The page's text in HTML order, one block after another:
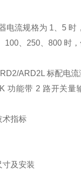
流规格为 1、5 时，
100、250、800 时
ARD2L 标配电流
能带 2 路开关量输
指标
及安装